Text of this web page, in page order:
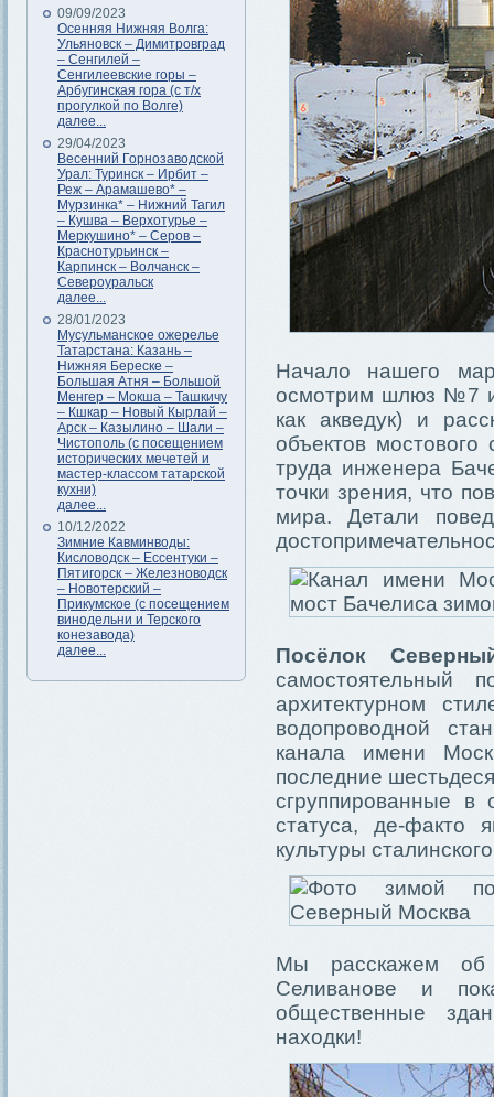
09/09/2023
Осенняя Нижняя Волга:
Ульяновск – Димитровград
– Сенгилей –
Сенгилеевские горы –
Арбугинская гора (с т/х
прогулкой по Волге)
далее...
29/04/2023
Весенний Горнозаводской
Урал: Туринск – Ирбит –
Реж – Арамашево* –
Мурзинка* – Нижний Тагил
– Кушва – Верхотурье –
Меркушино* – Серов –
Краснотурьинск –
Карпинск – Волчанск –
Североуральск
далее...
28/01/2023
Мусульманское ожерелье
Татарстана: Казань –
Нижняя Береске –
Большая Атня – Большой
Менгер – Мокша – Ташкичу
– Кшкар – Новый Кырлай –
Арск – Казылино – Шали –
Чистополь (с посещением
исторических мечетей и
мастер-классом татарской
кухни)
далее...
10/12/2022
Зимние Кавминводы:
Кисловодск – Ессентуки –
Пятигорск – Железноводск
– Новотерский –
Прикумское (с посещением
винодельни и Терского
конезавода)
далее...
Начало нашего
осмотрим шлюз №7
как акведук) и
объектов
труда инженера
точки зрения, что
мира. Детали
Посёлок
самостоятельный
архитектурном
водопроводной
канала имени
последние
сгруппированные в
статуса, де-факто
культуры
Мы расскажем об
Селиванове и
общественные
находки!